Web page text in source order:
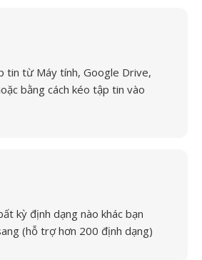
tin từ Máy tính, Google Drive,
bằng cách kéo tập tin vào
kỳ định dạng nào khác bạn
(hỗ trợ hơn 200 định dạng)